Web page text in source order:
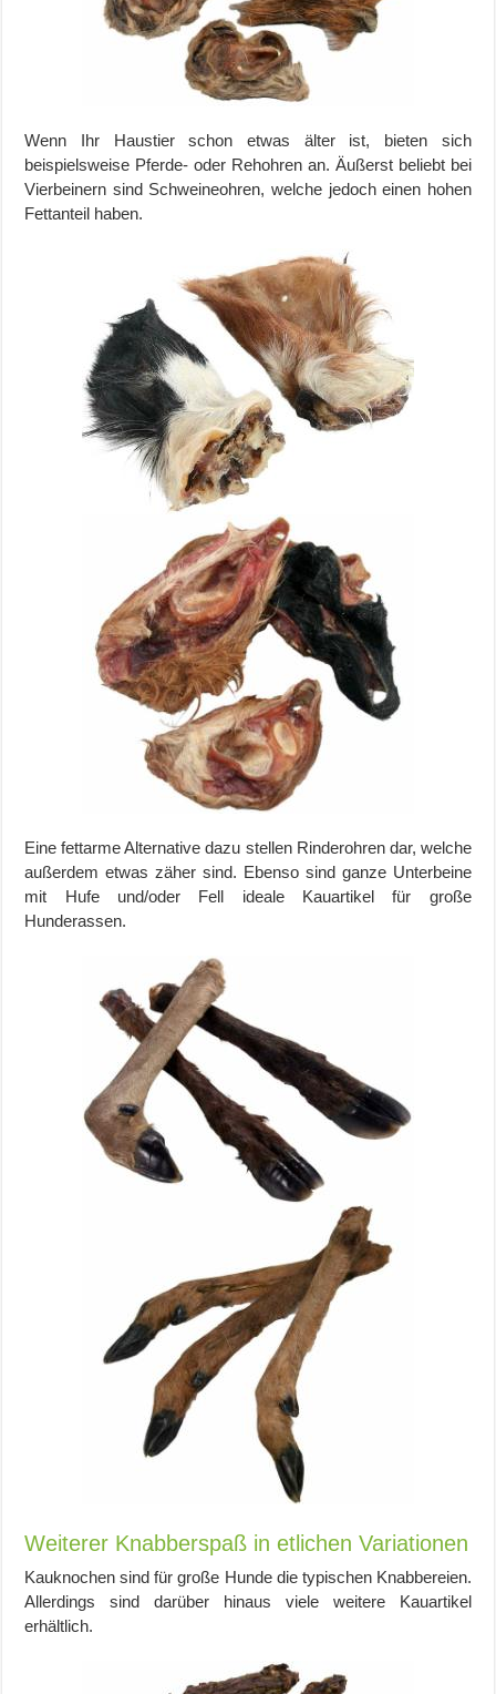
Wenn Ihr Haustier schon etwas älter ist, bieten sich
beispielsweise Pferde- oder Rehohren an. Äußerst beliebt bei
Vierbeinern sind Schweineohren, welche jedoch einen hohen
Fettanteil haben.
Eine fettarme Alternative dazu stellen Rinderohren dar, welche
außerdem etwas zäher sind. Ebenso sind ganze Unterbeine
mit Hufe und/oder Fell ideale Kauartikel für große
Hunderassen.
Weiterer Knabberspaß in etlichen Variationen
Kauknochen sind für große Hunde die typischen Knabbereien.
Allerdings sind darüber hinaus viele weitere Kauartikel
erhältlich.